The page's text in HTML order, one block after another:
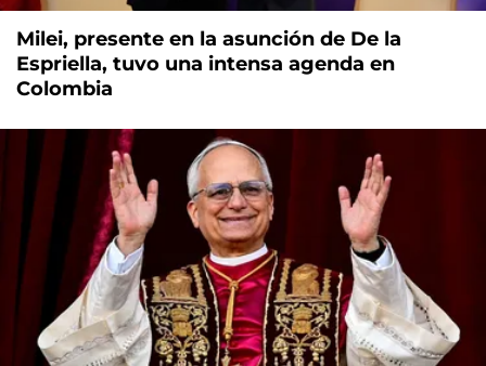
Milei, presente en la asunción de De la
Espriella, tuvo una intensa agenda en
Colombia